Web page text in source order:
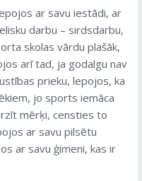
ar savu iestādi, ar
darbu – sirdsdarbu,
skolas vārdu plašāk,
arī tad, ja godalgu nav
prieku, lepojos, ka
jo sports iemāca
mērķi, censties to
ar savu pilsētu
ar savu ģimeni, kas ir